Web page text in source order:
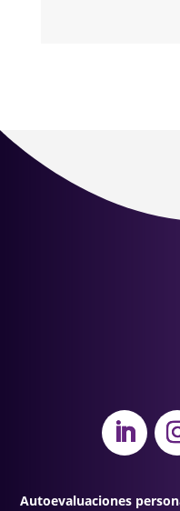
Autoevaluaciones